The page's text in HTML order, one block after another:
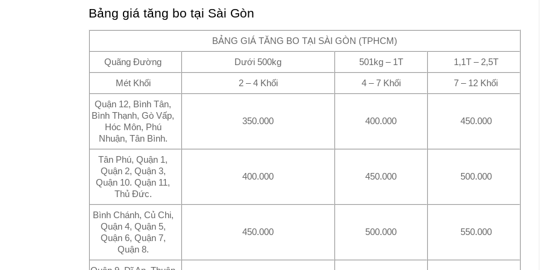
Bảng giá tăng bo tại Sài Gòn
BẢNG GIÁ TĂNG BO TẠI SÀI GÒN (TPHCM)
Quãng Đường Dưới 500kg 501kg – 1T 1,1T – 2,5T
Mét Khối 2 – 4 Khối 4 – 7 Khối 7 – 12 Khối
Quận 12, Bình Tân,
Bình Thạnh, Gò Vấp,
Hóc Môn, Phú
Nhuận, Tân Bình.
350.000 400.000 450.000
Tân Phú, Quận 1,
Quận 2, Quận 3,
Quận 10. Quận 11,
Thủ Đức.
400.000 450.000 500.000
Bình Chánh, Củ Chi,
Quận 4, Quận 5,
Quận 6, Quận 7,
Quận 8.
450.000 500.000 550.000